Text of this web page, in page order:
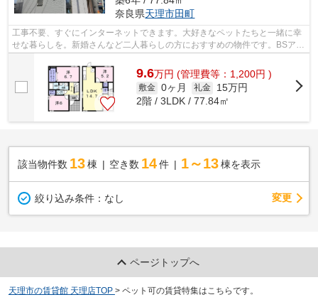
奈良県天理市田町
工事不要、すぐにインターネットできます。大好きなペットたちと一緒に幸
せな暮らしを。新婚さんなど二人暮らしの方におすすめの物件です。BSアン
テナが付いていていろんな放送が楽し...
9.6万円 (管理費等：1,200円 )
敷金 0ヶ月 礼金
15万円
2階 / 3LDK / 77.84㎡
該当物件数 13棟 空き数 14 件 1～13 棟を表示
絞り込み条件： なし 変更
ページトップへ
天理市の賃貸館 天理店TOP > ペット可の賃貸特集はこちらです。